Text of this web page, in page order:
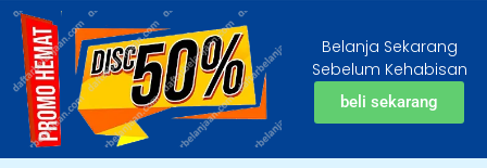
Belanja Sekarang
Sebelum Kehabisan
beli sekarang